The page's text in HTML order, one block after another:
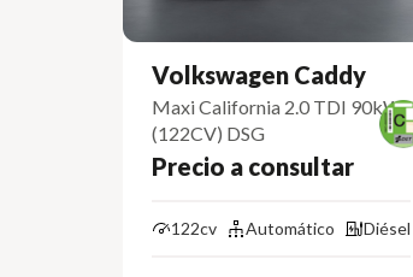
Volkswagen Caddy
Maxi California 2.0 TDI 90kW
(122CV) DSG
Precio a consultar
122cv Automático Diésel